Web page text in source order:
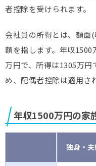
者控除を受けられます。
会社員の所得とは、額面
額を指します。年収
万円で、所得は1305万
め、配偶者控除は適用さ
年収1500万円の家
独身・夫